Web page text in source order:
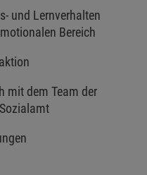
und Lernverhalten
Bereich
mit dem Team der